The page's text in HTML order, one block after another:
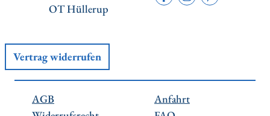
OT Hüllerup
Vertrag widerrufen
AGB
Anfahrt